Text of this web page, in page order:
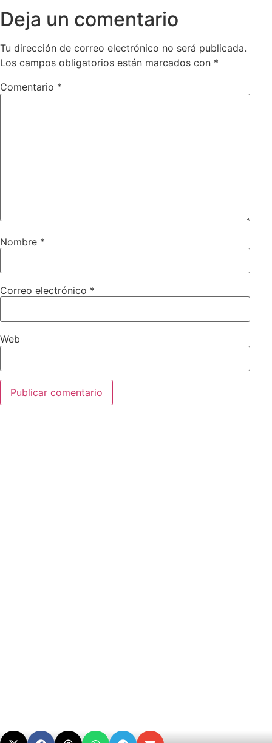
Deja un comentario
Tu dirección de correo electrónico no será publicada.
Los campos obligatorios están marcados con *
Comentario *
Nombre *
Correo electrónico *
Web